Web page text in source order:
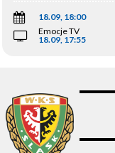
18.09, 18:00
Emocje TV
18.09, 17:55